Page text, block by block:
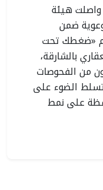
واصلت هيئة
ضمن
«ضغطك تحت
بالشارقة،
من الفحوصات
تسلط الضوء على
على نمط